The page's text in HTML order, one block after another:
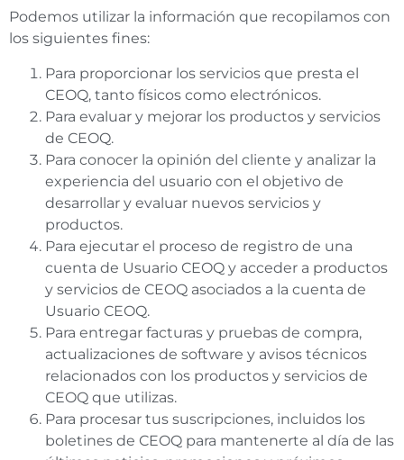
Podemos utilizar la información que recopilamos con
los siguientes fines:
Para proporcionar los servicios que presta el
CEOQ, tanto físicos como electrónicos.
Para evaluar y mejorar los productos y servicios
de CEOQ.
Para conocer la opinión del cliente y analizar la
experiencia del usuario con el objetivo de
desarrollar y evaluar nuevos servicios y
productos.
Para ejecutar el proceso de registro de una
cuenta de Usuario CEOQ y acceder a productos
y servicios de CEOQ asociados a la cuenta de
Usuario CEOQ.
Para entregar facturas y pruebas de compra,
actualizaciones de software y avisos técnicos
relacionados con los productos y servicios de
CEOQ que utilizas.
Para procesar tus suscripciones, incluidos los
boletines de CEOQ para mantenerte al día de las